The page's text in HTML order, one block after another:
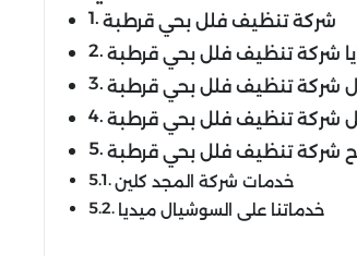
شركة تنظيف فلل بحي قرطبة
شركة تنظيف فلل بحي قرطبة
شركة تنظيف فلل بحي قرطبة
شركة تنظيف فلل بحي قرطبة
شركة تنظيف فلل بحي قرطبة
خدمات شركة المجد كلين
خدماتنا على السوشيال ميديا